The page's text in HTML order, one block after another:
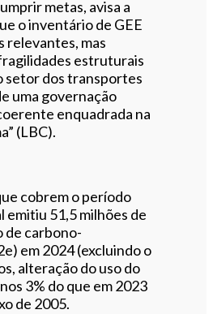
metas, avisa a
o inventário de GEE
relevantes, mas
estruturais
setor dos transportes
uma governação
enquadrada na
(LBC).
cobrem o período
emitiu 51,5 milhões de
de carbono-
em 2024 (excluindo o
alteração do uso do
3% do que em 2023
de 2005.